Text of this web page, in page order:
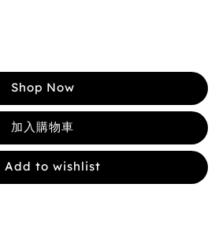
Shop Now
加入購物車
Add to wishlist